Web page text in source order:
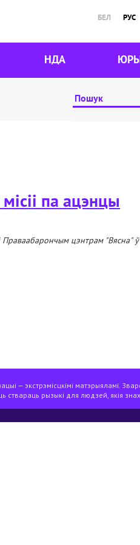
БЕЛ РУС
НДА
па ацэнцы
Праваабарончым цэнтрам "Вясна"
рэферэндуму
— экстрэмісцкімі матэрыяламі.
ствараць рызыкі для людзей, якія